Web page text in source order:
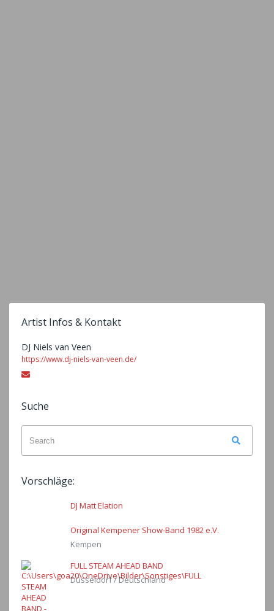
Artist Infos & Kontakt
DJ Niels van Veen
https://www.dj-niels-van-veen.de/
Email
Suche
for:
Vorschläge:
DJ Matt Elation
Original Kempener Show-Band 1982 e.V.
Kempen
FULL STEAM AHEAD BAND
Düsseldorf / Deutschland